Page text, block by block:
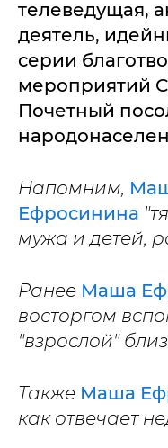
телеведущая,
деятель,
серии
мероприятий
Почетный
Напомним,
Ефросинина
мужа и детей,
Ранее Маша
восторгом
"взрослой"
Также Маша
как отвечает